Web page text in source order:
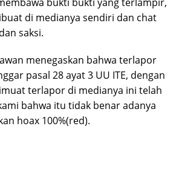
di medianya sendiri dan chat
saksi.
menegaskan bahwa terlapor
pasal 28 ayat 3 UU ITE, dengan
terlapor di medianya ini telah
bahwa itu tidak benar adanya
hoax 100%(red).